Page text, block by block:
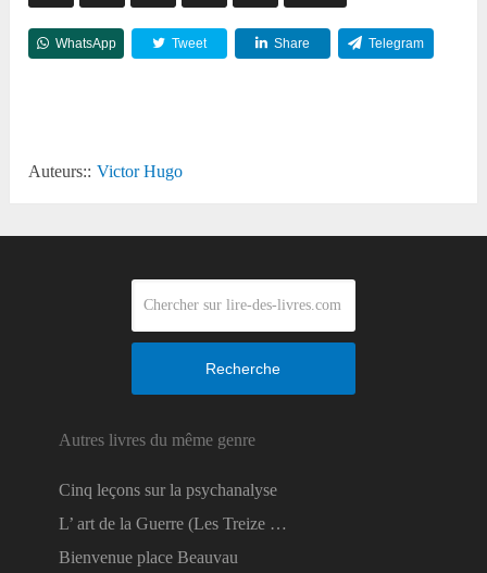
WhatsApp Tweet Share Telegram
Auteurs:: Victor Hugo
Recherche
Autres livres du même genre
Cinq leçons sur la psychanalyse
L’ art de la Guerre (Les Treize …
Bienvenue place Beauvau